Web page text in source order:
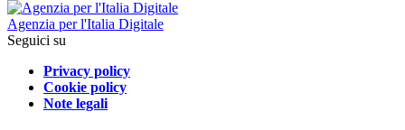
Agenzia per l'Italia Digitale
Seguici su
Privacy policy
Cookie policy
Note legali